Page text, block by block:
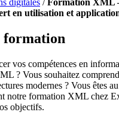
en utilisation et
formation
vos compétences en
? Vous souhaitez
modernes ? Vous êtes
notre formation XML chez
objectifs.